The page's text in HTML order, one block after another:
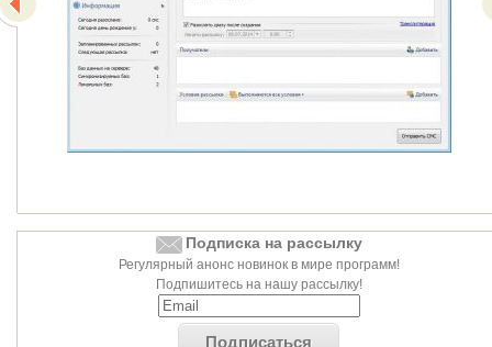
Подписка на рассылку
Регулярный анонс новинок в мире программ!
Подпишитесь на нашу рассылку!
Подписаться